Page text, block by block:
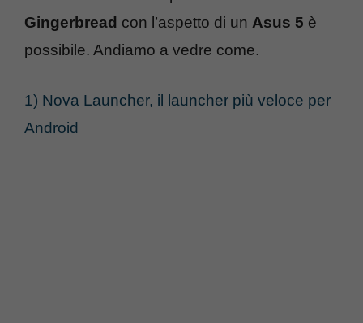
Gingerbread con l’aspetto di un Asus 5 è
possibile. Andiamo a vedre come.
1) Nova Launcher, il launcher più veloce per
Android